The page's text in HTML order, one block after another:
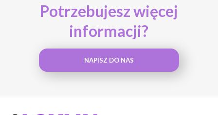
Potrzebujesz więcej
informacji?
NAPISZ DO NAS